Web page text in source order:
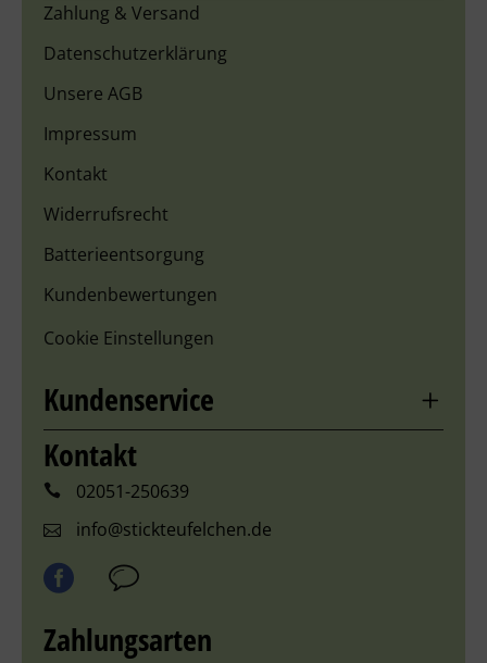
Zahlung & Versand
Datenschutzerklärung
Unsere AGB
Impressum
Kontakt
Widerrufsrecht
Batterieentsorgung
Kundenbewertungen
Cookie Einstellungen
Kundenservice
Kontakt
02051-250639
info@stickteufelchen.de
Zahlungsarten